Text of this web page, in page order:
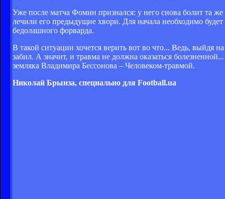
Уже после матча Фомин признался: у него снова болит та
лечили его предыдущие хвори. Для начала необходимо
бедолашного форварда.
В такой ситуации хочется верить вот во что... Ведь, выйдя
забил. А значит, и травма не должна оказаться
земляка Владимира Бессонова – Человеком-травмой.
Николай Брынза, специально для Football.ua